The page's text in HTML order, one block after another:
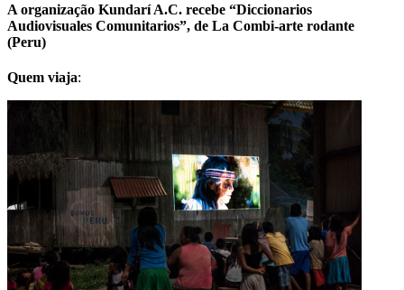
A organização Kundarí A.C. recebe “Diccionarios
Audiovisuales Comunitarios”, de La Combi-arte rodante
(Peru)
Quem viaja: